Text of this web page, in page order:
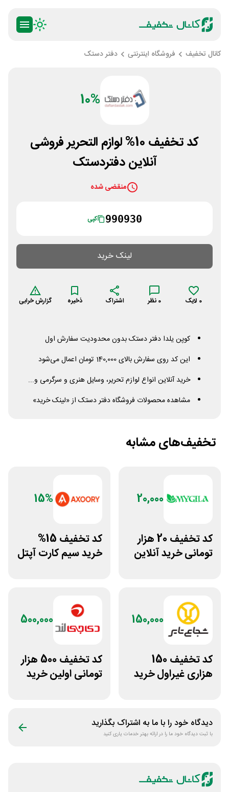
کانال تخفیف فروشگاه اینترنتی دفتر دستک
10%
کد تخفیف 10% لوازم التحریر فروشی
آنلاین دفتردستک
منقضی شده
990930 کپی
لینک خرید
0 لایک 0 نظر اشتراک ذخیره گزارش خرابی
کوپن یلدا دفتر دستک بدون محدودیت سفارش اول
این کد روی سفارش بالای 140,000 تومان اعمال می‌شود
خرید آنلاین انواع لوازم تحریر، وسایل هنری و سرگرمی و...
مشاهده محصولات فروشگاه دفتر دستک از «لینک خرید»
تخفیف‌های مشابه
20,000
کد تخفیف 20 هزار
تومانی خرید آنلاین
15%
کد تخفیف 15%
خرید سیم کارت آپتل
150,000
کد تخفیف 150
هزاری غیراول خرید
500,000
کد تخفیف 500 هزار
تومانی اولین خرید
دیدگاه خود را با ما به اشتراک بگذارید
با ثبت دیدگاه خود ما را در ارائه بهتر خدمات یاری کنید